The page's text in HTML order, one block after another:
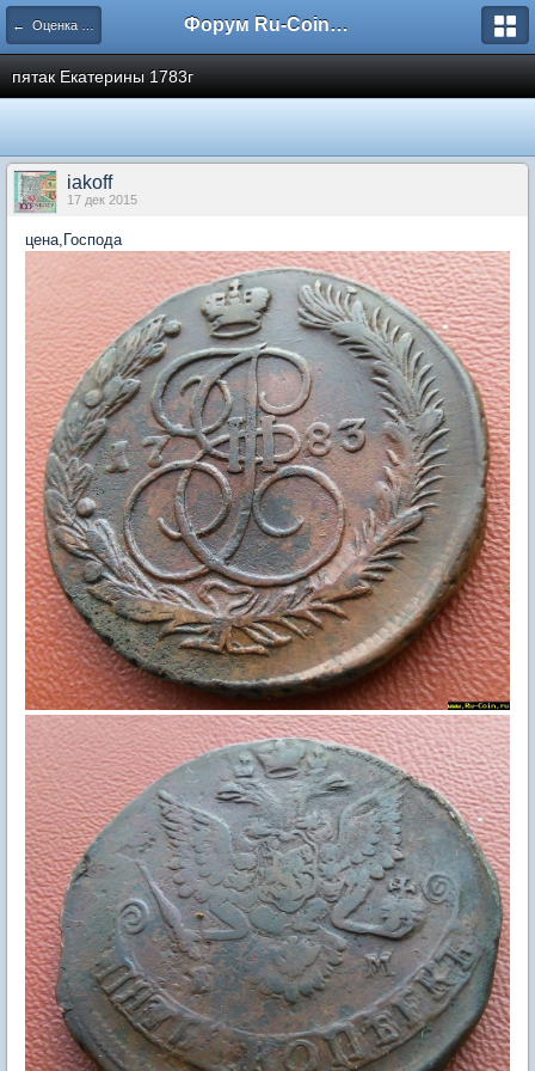
← Оценка монет царской России Форум Ru-Coin.ru
пятак Екатерины 1783г
iakoff
17 дек 2015
цена,Господа